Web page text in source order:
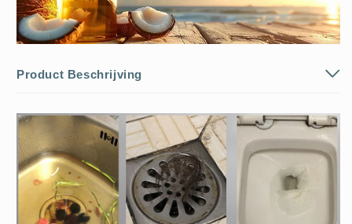
Product Beschrijving